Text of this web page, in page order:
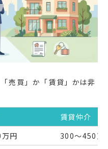
売買」か「賃貸」かは非
賃貸仲介
円
300〜450万